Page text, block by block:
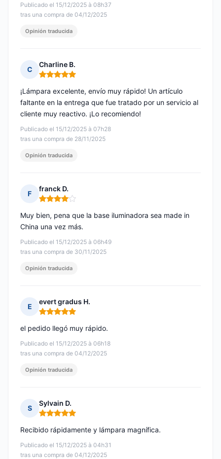
Publicado el 15/12/2025 à 08h37
tras una compra de 04/12/2025
Opinión traducida
C
Charline B.
Nota: 5 de 5
Publicado el 15/12/2025 à 07h28
tras una compra de 28/11/2025
¡Lámpara excelente, envío muy rápido! Un artículo
faltante en la entrega que fue tratado por un servicio al
cliente muy reactivo. ¡Lo recomiendo!
Opinión traducida
F
franck D.
Nota: 4 de 5
Publicado el 15/12/2025 à 06h49
tras una compra de 30/11/2025
Muy bien, pena que la base iluminadora sea made in
China una vez más.
Opinión traducida
E
evert gradus H.
Nota: 5 de 5
Publicado el 15/12/2025 à 06h18
tras una compra de 04/12/2025
el pedido llegó muy rápido.
Opinión traducida
S
Sylvain D.
Nota: 5 de 5
Publicado el 15/12/2025 à 04h31
tras una compra de 04/12/2025
Recibido rápidamente y lámpara magnífica.